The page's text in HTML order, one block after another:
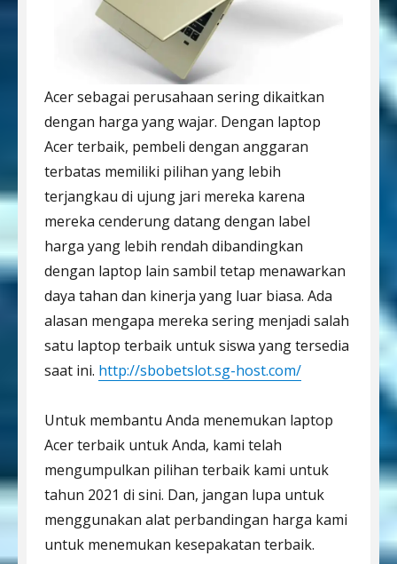
Acer sebagai perusahaan sering dikaitkan
dengan harga yang wajar. Dengan laptop
Acer terbaik, pembeli dengan anggaran
terbatas memiliki pilihan yang lebih
terjangkau di ujung jari mereka karena
mereka cenderung datang dengan label
harga yang lebih rendah dibandingkan
dengan laptop lain sambil tetap menawarkan
daya tahan dan kinerja yang luar biasa. Ada
alasan mengapa mereka sering menjadi salah
satu laptop terbaik untuk siswa yang tersedia
saat ini. http://sbobetslot.sg-host.com/
Untuk membantu Anda menemukan laptop
Acer terbaik untuk Anda, kami telah
mengumpulkan pilihan terbaik kami untuk
tahun 2021 di sini. Dan, jangan lupa untuk
menggunakan alat perbandingan harga kami
untuk menemukan kesepakatan terbaik.